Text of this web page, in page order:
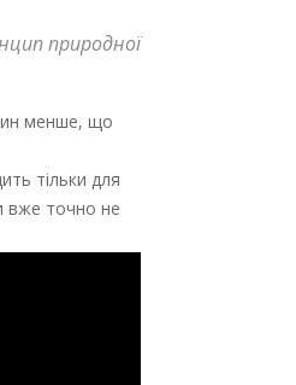
природної
менше, що
тільки для
вже точно не